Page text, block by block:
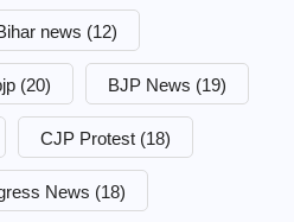
news (12)
(20) BJP News (19)
CJP Protest (18)
News (18)